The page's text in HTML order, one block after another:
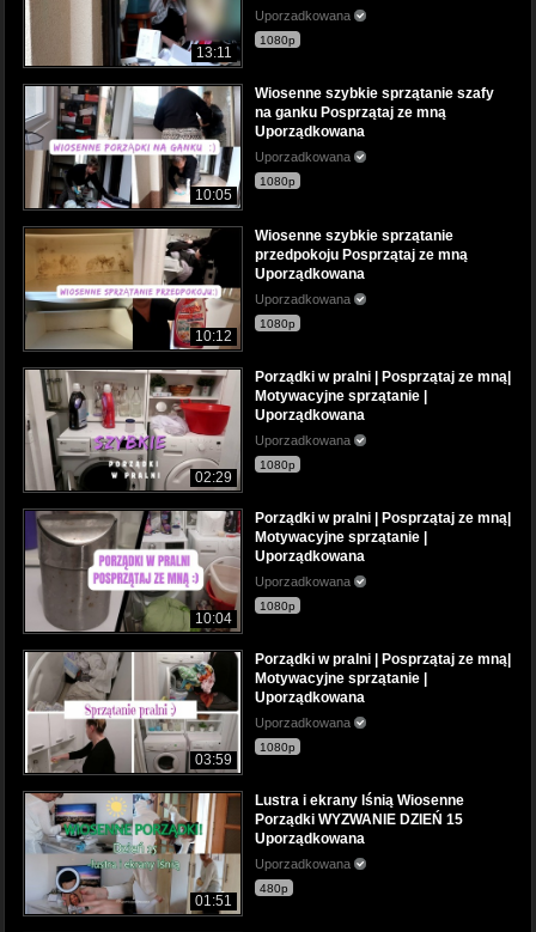
13:11
Uporzadkowana
1080p
10:05
Wiosenne szybkie sprzątanie szafy
na ganku Posprzątaj ze mną
Uporządkowana
Uporzadkowana
1080p
10:12
Wiosenne szybkie sprzątanie
przedpokoju Posprzątaj ze mną
Uporządkowana
Uporzadkowana
1080p
02:29
Porządki w pralni | Posprzątaj ze mną|
Motywacyjne sprzątanie |
Uporządkowana
Uporzadkowana
1080p
10:04
Porządki w pralni | Posprzątaj ze mną|
Motywacyjne sprzątanie |
Uporządkowana
Uporzadkowana
1080p
03:59
Porządki w pralni | Posprzątaj ze mną|
Motywacyjne sprzątanie |
Uporządkowana
Uporzadkowana
1080p
01:51
Lustra i ekrany lśnią Wiosenne
Porządki WYZWANIE DZIEŃ 15
Uporządkowana
Uporzadkowana
480p